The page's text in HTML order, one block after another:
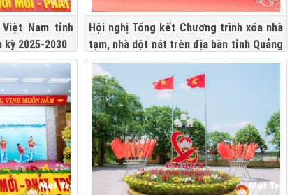
Nam tỉnh
kỳ 2025-2030
Hội nghị Tổng kết Chương trình xóa nhà
tạm, nhà dột nát trên địa bàn tỉnh Quảng
Trị (cũ)